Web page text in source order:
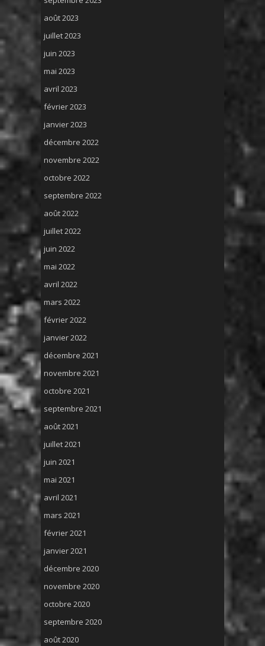
août 2023
juillet 2023
juin 2023
mai 2023
avril 2023
février 2023
janvier 2023
décembre 2022
novembre 2022
octobre 2022
septembre 2022
août 2022
juillet 2022
juin 2022
mai 2022
avril 2022
mars 2022
février 2022
janvier 2022
décembre 2021
novembre 2021
octobre 2021
septembre 2021
août 2021
juillet 2021
juin 2021
mai 2021
avril 2021
mars 2021
février 2021
janvier 2021
décembre 2020
novembre 2020
octobre 2020
septembre 2020
août 2020